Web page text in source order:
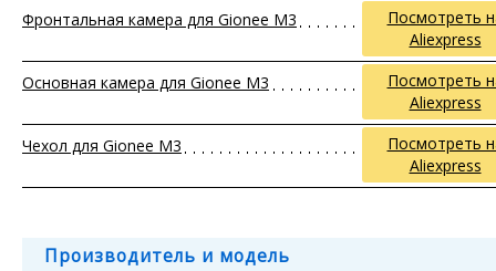
Фронтальная камера для Gionee M3
Посмотреть
Aliexpress
Основная камера для Gionee M3
Посмотреть
Aliexpress
Чехол для Gionee M3
Посмотреть
Aliexpress
Производитель и модель